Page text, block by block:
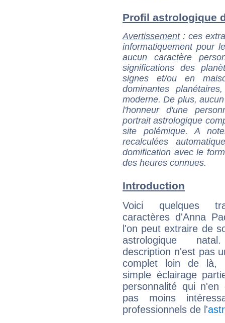
Profil astrologique
Avertissement: ces
informatiquement pour
aucun caractère
significations des
signes et/ou en
dominantes
moderne. De plus,
l'honneur d'une
portrait astrologique
site polémique. A
recalculées
domification avec le
des heures connues.
Introduction
Voici quelques
caractères d'Anna
l'on peut extraire de
astrologique
description n'est pas
complet loin de là,
simple éclairage
personnalité qui n'en
pas moins
professionnels de l'